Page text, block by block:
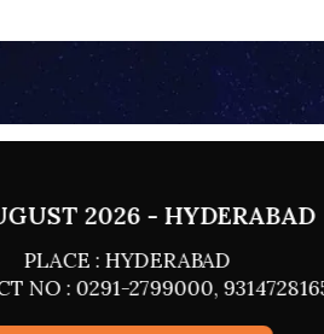
2026 - HYDERABAD
PLACE : HYDERABAD
NO : 0291-2799000, 9314728165